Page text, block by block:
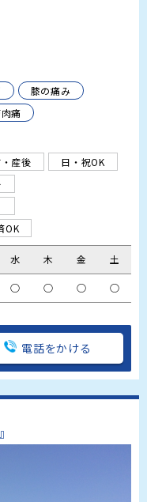
膝の痛み
痛
産後
日・祝OK
OK
水 木 金 土
○ ○ ○ ○
電話をかける